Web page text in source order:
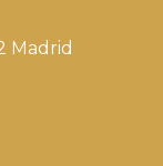
Madrid